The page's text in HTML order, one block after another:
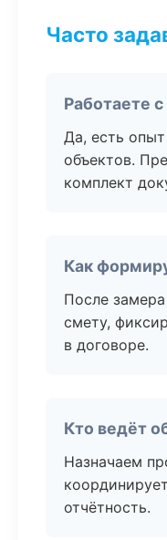
Часто
Работаете
Да, есть
объектов.
комплект
Как
После
смету,
в договоре.
Кто ведёт
Назначаем
отчётность.